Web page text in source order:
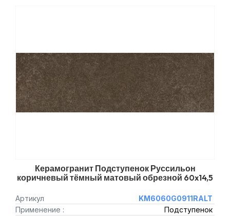
Керамогранит Подступенок Руссильон
коричневый тёмный матовый обрезной 60x14,5
Артикул
KM6060G0911RALT
Применение :
Подступенок